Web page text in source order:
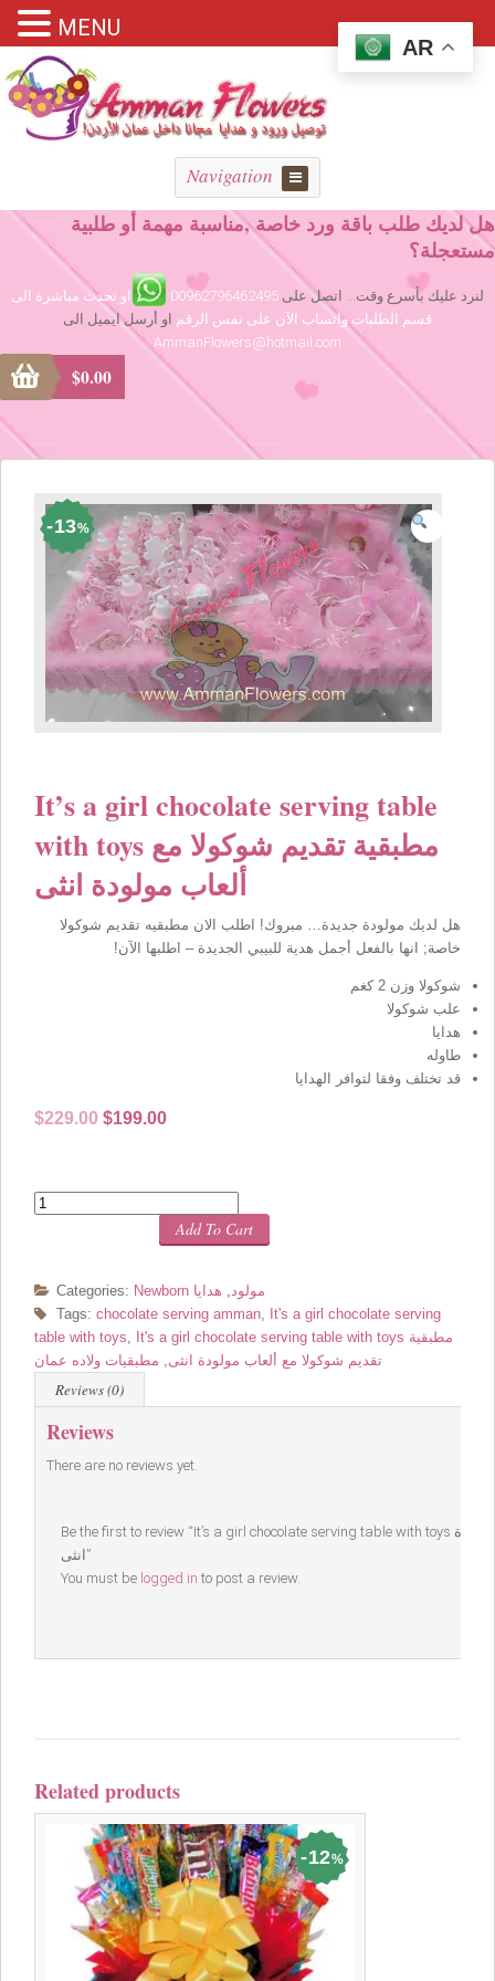
Navigation
هل لديك طلب باقة ورد خاصة ,مناسبة مهمة أو طلبية
مستعجلة؟
لنرد عليك بأسرع وقت... اتصل على 00962796462495
او تحدث مباشرة الى
قسم الطلبات واتساب الآن على نفس الرقم او أرسل ايميل الى
AmmanFlowers@hotmail.com
$0.00
13%
It’s a girl chocolate serving table
with toys مطبقية تقديم شوكولا مع
ألعاب مولودة انثى
هل لديك مولودة جديدة… مبروك! اطلب الان مطبقيه تقديم شوكولا
خاصة; انها بالفعل أجمل هدية للبيبي الجديدة – اطلبها الآن!
شوكولا وزن 2 كغم
علب شوكولا
هدايا
طاوله
قد تختلف وفقا لتوافر الهدايا
$229.00 Original
$199.00Current
Quantity
Add To Cart
Categories: Newborn مولود
هدايا
Tags: chocolate serving amman
It's a girl chocolate serving
table with toys
It's a girl chocolate serving table with toys مطبقية
تقديم شوكولا مع ألعاب مولودة انثى
مطبقيات ولاده عمان
Reviews (0)
Reviews
There are no reviews yet.
Be the first to review “It’s a girl chocolate serving table with toys مطبقية تقديم شوكولا مع ألعاب مولودة
انثى”
You must be logged in to post a review.
Related products
12%
AR
MENU